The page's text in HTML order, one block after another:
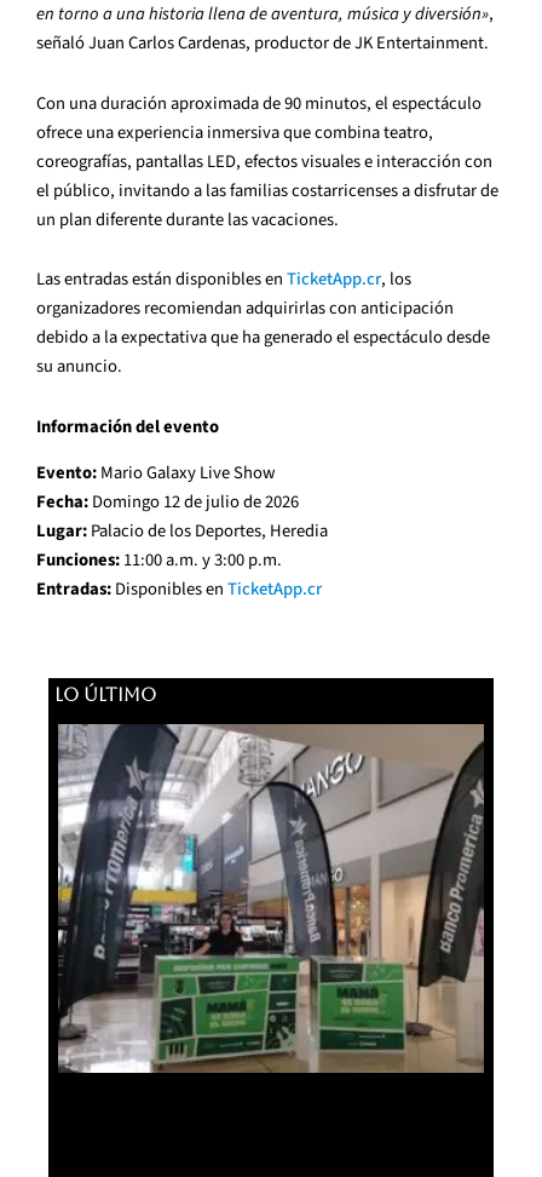
en torno a una historia llena de aventura, música y diversión»,
señaló Juan Carlos Cardenas, productor de JK Entertainment.
Con una duración aproximada de 90 minutos, el espectáculo
ofrece una experiencia inmersiva que combina teatro,
coreografías, pantallas LED, efectos visuales e interacción con
el público, invitando a las familias costarricenses a disfrutar de
un plan diferente durante las vacaciones.
Las entradas están disponibles enTicketApp.cr, los
organizadores recomiendan adquirirlas con anticipación
debido a la expectativa que ha generado el espectáculo desde
su anuncio.
Información del evento
Evento:Mario Galaxy Live Show
Fecha:Domingo 12 de julio de 2026
Lugar:Palacio de los Deportes, Heredia
Funciones:11:00 a.m. y 3:00 p.m.
Entradas:Disponibles enTicketApp.cr
LO ÚLTIMO